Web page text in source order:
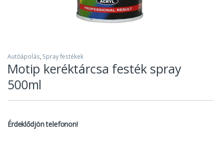
Autóápolás, Spray festékek
Motip keréktárcsa festék spray
500ml
Érdeklődjön telefonon!